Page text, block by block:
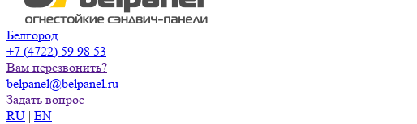
Белгород
+7 (4722) 59 98 53
Вам перезвонить?
belpanel@belpanel.ru
Задать вопрос
RU | EN